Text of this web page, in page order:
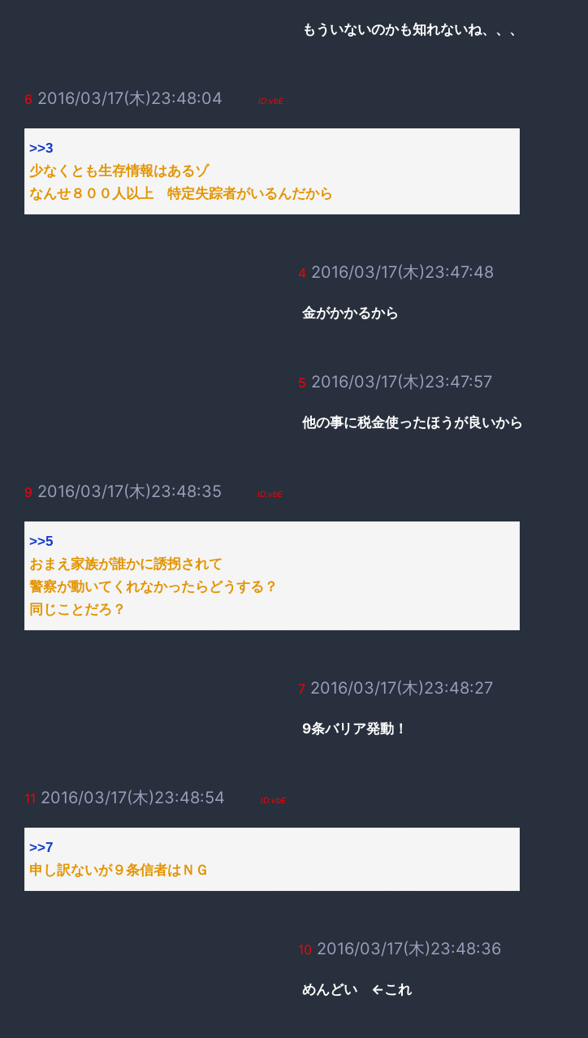
もういないのかも知れないね、、、
6 2016/03/17(木)23:48:04 ID:vbE
>>3
少なくとも生存情報はあるゾ
なんせ８００人以上 特定失踪者がいるんだから
4 2016/03/17(木)23:47:48
金がかかるから
5 2016/03/17(木)23:47:57
他の事に税金使ったほうが良いから
9 2016/03/17(木)23:48:35 ID:vbE
>>5
おまえ家族が誰かに誘拐されて
警察が動いてくれなかったらどうする？
同じことだろ？
7 2016/03/17(木)23:48:27
9条バリア発動！
11 2016/03/17(木)23:48:54 ID:vbE
>>7
申し訳ないが９条信者はＮＧ
10 2016/03/17(木)23:48:36
めんどい ←これ